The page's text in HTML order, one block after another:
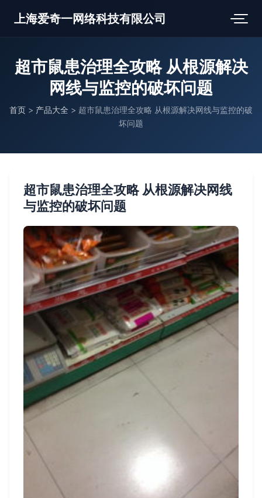
上海爱奇一网络科技有限公司
超市鼠患治理全攻略 从根源解决
网线与监控的破坏问题
首页 > 产品大全 > 超市鼠患治理全攻略 从根源解决网线与监控的破
坏问题
超市鼠患治理全攻略 从根源解决网线
与监控的破坏问题